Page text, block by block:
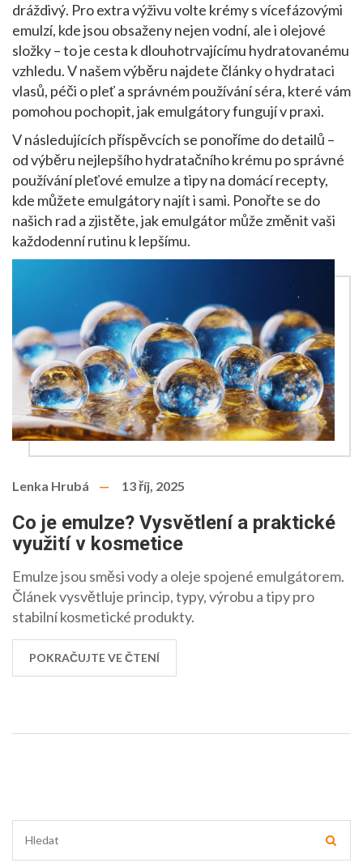
dráždivý. Pro extra výživu volte krémy s vícefázovými
emulzí, kde jsou obsaženy nejen vodní, ale i olejové
složky – to je cesta k dlouhotrvajícímu hydratovanému
vzhledu. V našem výběru najdete články o hydrataci
vlasů, péči o pleť a správném používání séra, které vám
pomohou pochopit, jak emulgátory fungují v praxi.
V následujících příspěvcích se ponoříme do detailů –
od výběru nejlepšího hydratačního krému po správné
používání pleťové emulze a tipy na domácí recepty,
kde můžete emulgátory najít i sami. Ponořte se do
našich rad a zjistěte, jak emulgátor může změnit vaši
každodenní rutinu k lepšímu.
Lenka Hrubá 13 říj, 2025
Co je emulze? Vysvětlení a praktické
využití v kosmetice
Emulze jsou směsi vody a oleje spojené emulgátorem.
Článek vysvětluje princip, typy, výrobu a tipy pro
stabilní kosmetické produkty.
POKRAČUJTE VE ČTENÍ